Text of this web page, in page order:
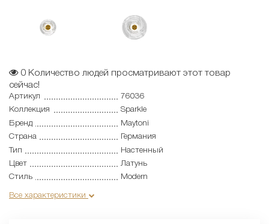
0 Количество людей просматривают этот товар
сейчас!
Артикул
76036
Коллекция
Sparkle
Бренд
Maytoni
Страна
Германия
Тип
Настенный
Цвет
Латунь
Стиль
Modern
Все характеристики